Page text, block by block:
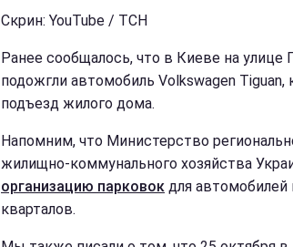
Скрин: YouTube / ТСН
Ранее сообщалось, что в Киеве на
подожгли автомобиль Volkswagen
подъезд жилого дома.
Напомним, что Министерство
жилищно-коммунального хозяйства
организацию парковок для
кварталов.